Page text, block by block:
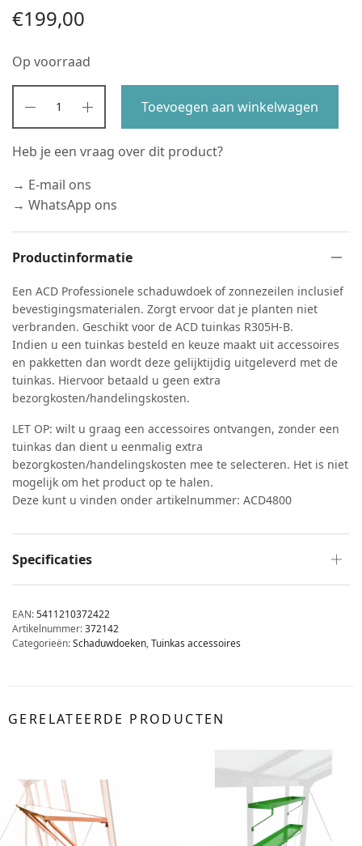
€199,00
Op voorraad
Toevoegen aan winkelwagen
Heb je een vraag over dit product?
→ E-mail ons
→ WhatsApp ons
Productinformatie
Een ACD Professionele schaduwdoek of zonnezeilen inclusief
bevestigingsmaterialen. Zorgt ervoor dat je planten niet
verbranden. Geschikt voor de ACD tuinkas R305H-B.
Indien u een tuinkas besteld en keuze maakt uit accessoires
en pakketten dan wordt deze gelijktijdig uitgeleverd met de
tuinkas. Hiervoor betaald u geen extra
bezorgkosten/handelingskosten.
LET OP: wilt u graag een accessoires ontvangen, zonder een
tuinkas dan dient u eenmalig extra
bezorgkosten/handelingskosten mee te selecteren. Het is niet
mogelijk om het product op te halen.
Deze kunt u vinden onder artikelnummer: ACD4800
Specificaties
EAN:5411210372422
Artikelnummer:372142
Categorieën:Schaduwdoeken,Tuinkas accessoires
GERELATEERDE PRODUCTEN